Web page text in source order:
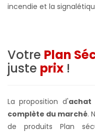
incendie et la
Votre Plan
juste prix !
La proposition d'achat
complète du marché.
de produits Plan